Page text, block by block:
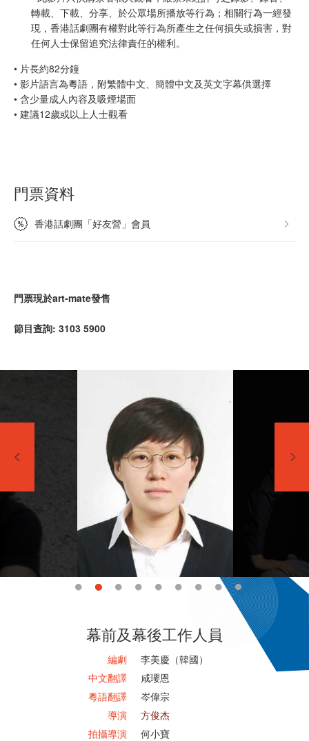
轉載、下載、分享、於公眾場所播放等行為；相關行為一經發
現，香港話劇團有權對此等行為所產生之任何損失或損害，對
任何人士保留追究法律責任的權利。
• 片長約82分鐘
• 影片語言為粵語，附繁體中文、簡體中文及英文字幕供選擇
• 含少量成人內容及吸煙場面
• 建議12歲或以上人士觀看
門票資料
香港話劇團「好友營」會員
門票現於art-mate發售
節目查詢: 3103 5900
幕前及幕後工作人員
編劇
李美慶（韓國）
中文翻譯
咸瓔恩
粵語翻譯
岑偉宗
導演
方俊杰
拍攝導演
何小寶